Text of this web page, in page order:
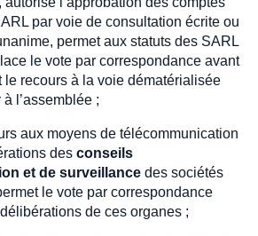
par voie de consultation écrite ou
permet aux statuts des SARL
le vote par correspondance avant
le recours à la voie dématérialisée
l’assemblée ;
aux moyens de télécommunication
des conseils
et de surveillance des sociétés
le vote par correspondance
de ces organes ;